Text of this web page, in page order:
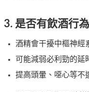
3. 是否有飲酒行為
酒精會干擾中樞神經
可能減弱必利勁的延
提高頭暈、噁心等不